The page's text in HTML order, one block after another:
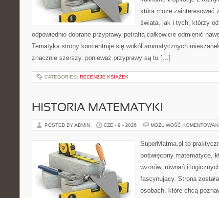
która może zainteresować
świata, jak i tych, którzy
odpowiednio dobrane przyprawy potrafią całkowicie odmienić
Tematyka strony koncentruje się wokół aromatycznych
znacznie szerszy, ponieważ przyprawy są tu […]
CATEGORIES: RECENZJE KSIĄŻEK
HISTORIA MATEMATYKI
POSTED BY ADMIN CZE - 9 - 2026 MOŻLIWOŚĆ
SuperMatma.pl to
poświęcony matematyce,
wzorów, równań i
fascynujący. Strona
osobach, które chcą